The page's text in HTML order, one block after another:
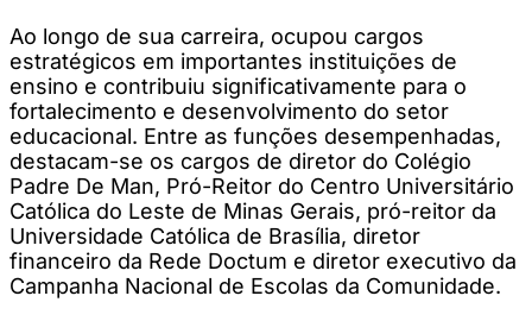
Ao longo de sua carreira, ocupou cargos
estratégicos em importantes instituições de
ensino e contribuiu significativamente para o
fortalecimento e desenvolvimento do setor
educacional. Entre as funções desempenhadas,
destacam-se os cargos de diretor do Colégio
Padre De Man, Pró-Reitor do Centro Universitário
Católica do Leste de Minas Gerais, pró-reitor da
Universidade Católica de Brasília, diretor
financeiro da Rede Doctum e diretor executivo da
Campanha Nacional de Escolas da Comunidade.